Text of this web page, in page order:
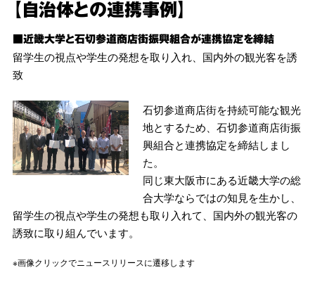
【自治体との連携事例】
■近畿大学と石切参道商店街振興組合が連携協定を締結
留学生の視点や学生の発想を取り入れ、国内外の観光客を誘
致
石切参道商店街を持続可能な観光
地とするため、石切参道商店街振
興組合と連携協定を締結しまし
た。
同じ東大阪市にある近畿大学の総
合大学ならではの知見を生かし、
留学生の視点や学生の発想も取り入れて、国内外の観光客の
誘致に取り組んでいます。
※画像クリックでニュースリリースに遷移します